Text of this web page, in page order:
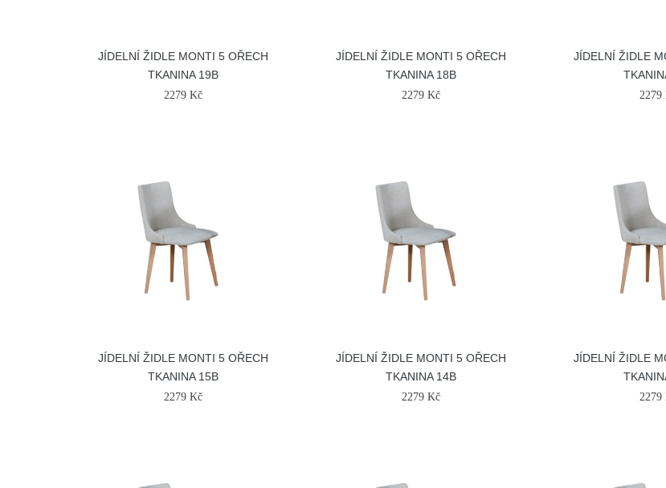
JÍDELNÍ ŽIDLE MONTI 5 OŘECH
TKANINA 19B
2279 Kč
JÍDELNÍ ŽIDLE MONTI 5 OŘECH
TKANINA 18B
2279 Kč
JÍDELNÍ ŽIDLE
2279
JÍDELNÍ ŽIDLE MONTI 5 OŘECH
TKANINA 15B
2279 Kč
JÍDELNÍ ŽIDLE MONTI 5 OŘECH
TKANINA 14B
2279 Kč
JÍDELNÍ ŽIDLE
2279